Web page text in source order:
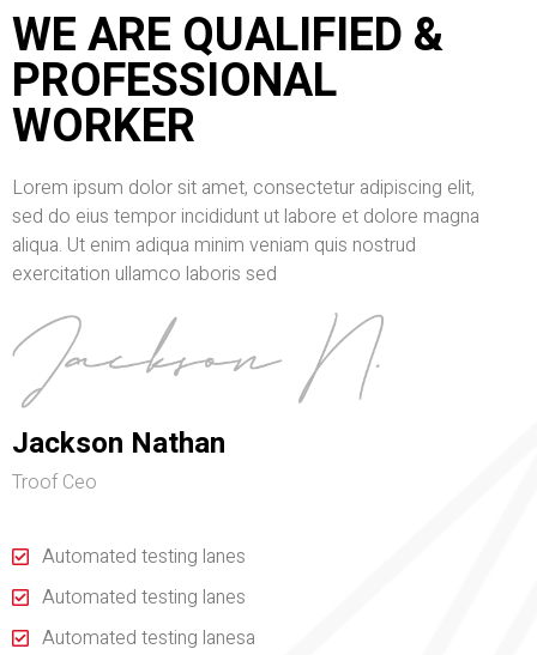
WE ARE QUALIFIED &
PROFESSIONAL
WORKER
Lorem ipsum dolor sit amet, consectetur adipiscing elit,
sed do eius tempor incididunt ut labore et dolore magna
aliqua. Ut enim adiqua minim veniam quis nostrud
exercitation ullamco laboris sed
Jackson Nathan
Troof Ceo
Automated testing lanes
Automated testing lanes
Automated testing lanesa